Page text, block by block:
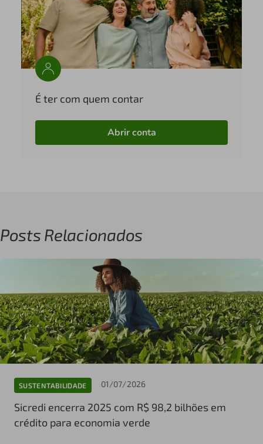
É ter com quem contar
Abrir conta
Posts Relacionados
SUSTENTABILIDADE 01/07/2026
Sicredi encerra 2025 com R$ 98,2 bilhões em
crédito para economia verde